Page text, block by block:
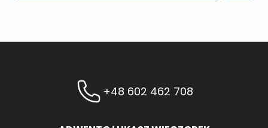
+48 602 462 708